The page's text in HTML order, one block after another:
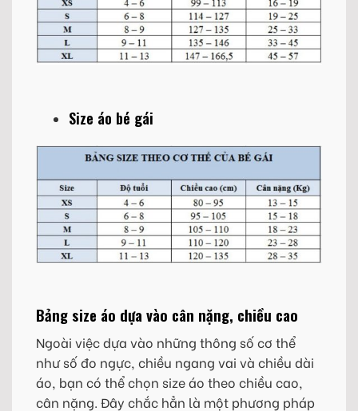
Size áo bé gái
Bảng size áo dựa vào cân nặng, chiều cao
Ngoài việc dựa vào những thông số cơ thể
như số đo ngực, chiều ngang vai và chiều dài
áo, bạn có thể chọn size áo theo chiều cao,
cân nặng. Đây chắc hẳn là một phương pháp